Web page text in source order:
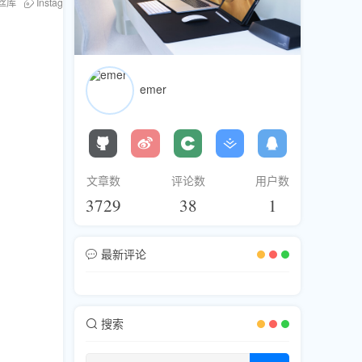
emer
文章数
3729
评论数
38
用户数
1
最新评论
搜索